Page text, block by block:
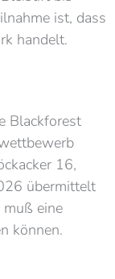
ist, dass
handelt.
Blackforest
16,
übermittelt
eine
können.